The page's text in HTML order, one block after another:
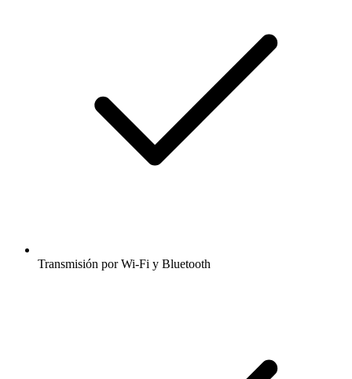
Transmisión por Wi-Fi y Bluetooth